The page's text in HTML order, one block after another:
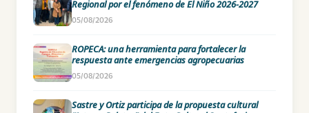
Regional por el fenómeno de El Niño 2026-2027
05/08/2026
ROPECA: una herramienta para fortalecer la
respuesta ante emergencias agropecuarias
05/08/2026
Sastre y Ortiz participa de la propuesta cultural